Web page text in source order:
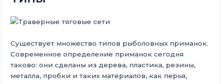
Существует множество типов рыболовных приманок.
Современное определение приманок сегодня
таково: они сделаны из дерева, пластика, резины,
металла, пробки и таких материалов, как перья,